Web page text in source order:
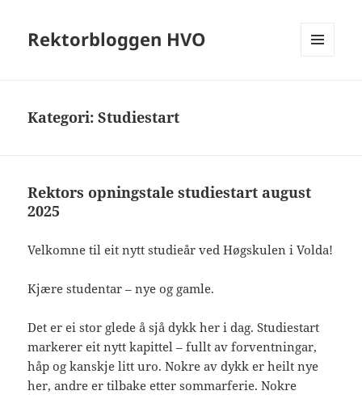
Rektorbloggen HVO
Kategori:Studiestart
Rektors opningstale studiestart august
2025
Velkomne til eit nytt studieår ved Høgskulen i Volda!
Kjære studentar – nye og gamle.
Det er ei stor glede å sjå dykk her i dag. Studiestart
markerer eit nytt kapittel – fullt av forventningar,
håp og kanskje litt uro. Nokre av dykk er heilt nye
her, andre er tilbake etter sommarferie. Nokre